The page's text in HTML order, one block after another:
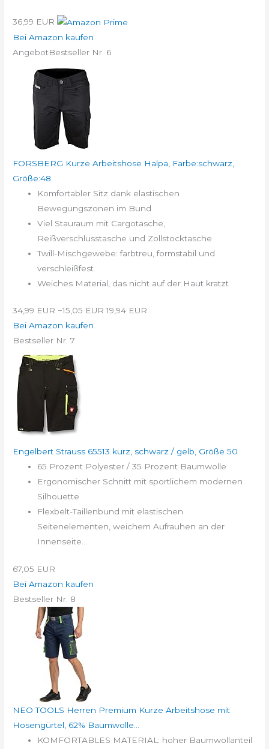
36,99 EUR
Bei Amazon kaufen
AngebotBestseller Nr. 6
FORSBERG Kurze Arbeitshose Halpa, Farbe:schwarz,
Größe:48
Komfortabler Sitz dank elastischen
Bewegungszonen im Bund
Viel Stauraum mit Cargotasche,
Reißverschlusstasche und Zollstocktasche
Twill-Mischgewebe: farbtreu, formstabil und
verschleißfest
Weiches Material, das nicht auf der Haut kratzt
34,99 EUR −15,05 EUR 19,94 EUR
Bei Amazon kaufen
Bestseller Nr. 7
Engelbert Strauss 65513 kurz, schwarz / gelb, Größe 50
65 Prozent Polyester / 35 Prozent Baumwolle
Ergonomischer Schnitt mit sportlichem modernen
Silhouette
Flexbelt-Taillenbund mit elastischen
Seitenelementen, weichem Aufrauhen an der
Innenseite...
67,05 EUR
Bei Amazon kaufen
Bestseller Nr. 8
NEO TOOLS Herren Premium Kurze Arbeitshose mit
Hosengürtel, 62% Baumwolle...
KOMFORTABLES MATERIAL: hoher Baumwollanteil